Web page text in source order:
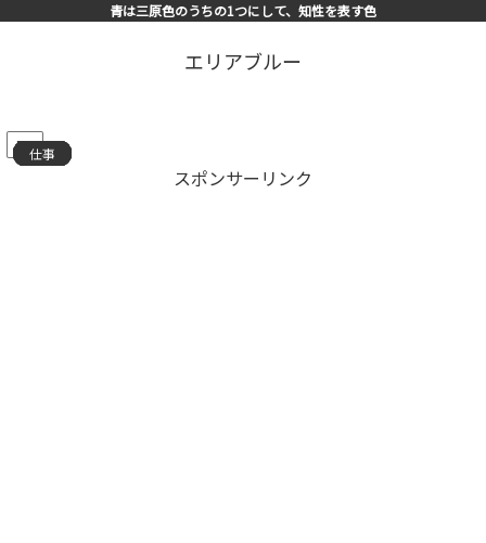
青は三原色のうちの1つにして、知性を表す色
エリアブルー
PR
スポンサーリンク
仕事
仕事
仕事
仕事
仕事
仕事
仕事
仕事
仕事
仕事
仕事
仕事
仕事
仕事
仕事